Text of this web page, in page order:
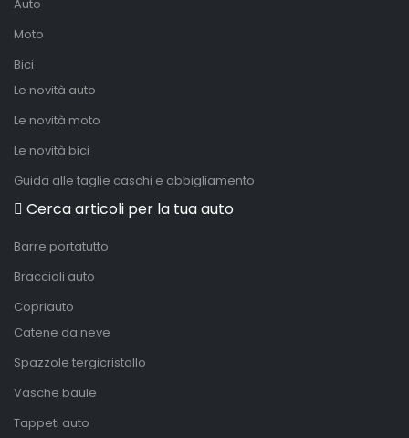
Auto
Moto
Bici
Le novità auto
Le novità moto
Le novità bici
Guida alle taglie caschi e abbigliamento
Cerca articoli per la tua auto
Barre portatutto
Braccioli auto
Copriauto
Catene da neve
Spazzole tergicristallo
Vasche baule
Tappeti auto